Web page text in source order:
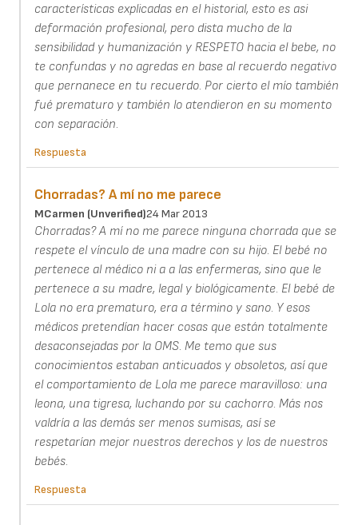
características explicadas en el historial, esto es asi
deformación profesional, pero dista mucho de la
sensibilidad y humanización y RESPETO hacia el bebe, no
te confundas y no agredas en base al recuerdo negativo
que pernanece en tu recuerdo. Por cierto el mío también
fué prematuro y también lo atendieron en su momento
con separación.
Respuesta
Chorradas? A mí no me parece
MCarmen (unverified)24 Mar 2013
Chorradas? A mí no me parece ninguna chorrada que se
respete el vínculo de una madre con su hijo. El bebé no
pertenece al médico ni a a las enfermeras, sino que le
pertenece a su madre, legal y biológicamente. El bebé de
Lola no era prematuro, era a término y sano. Y esos
médicos pretendían hacer cosas que están totalmente
desaconsejadas por la OMS. Me temo que sus
conocimientos estaban anticuados y obsoletos, así que
el comportamiento de Lola me parece maravilloso: una
leona, una tigresa, luchando por su cachorro. Más nos
valdría a las demás ser menos sumisas, así se
respetarían mejor nuestros derechos y los de nuestros
bebés.
Respuesta